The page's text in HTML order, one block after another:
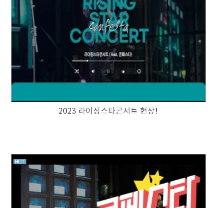
2023 라이징스타콘서트 현장!